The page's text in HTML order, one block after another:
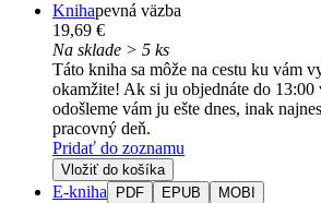
Knihapevná väzba
19,69 €
Na sklade > 5 ks
Táto kniha sa môže na cestu ku vám
okamžite! Ak si ju objednáte do 13:00
odošleme vám ju ešte dnes, inak
pracovný deň.
Pridať do zoznamu
Vložiť do košíka
E-kniha PDF EPUB MOBI